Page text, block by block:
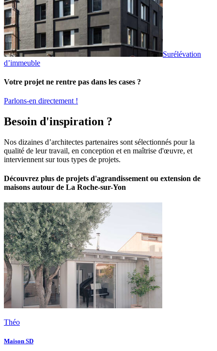
Surélévation
d’immeuble
Votre projet ne rentre pas dans les cases ?
Parlons-en directement !
Besoin d'inspiration ?
Nos dizaines d’architectes partenaires sont sélectionnés pour la
qualité de leur travail, en conception et en maîtrise d'œuvre, et
interviennent sur tous types de projets.
Découvrez plus de projets d'agrandissement ou extension de
maisons autour de La Roche-sur-Yon
Théo
Maison SD